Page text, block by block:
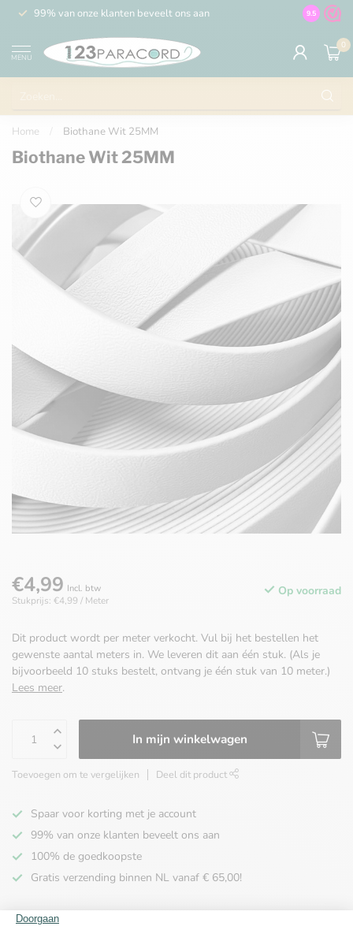
99% van onze klanten beveelt ons aan 100% de
9.5
MENU
0
Home Biothane Wit 25MM
Biothane Wit 25MM
€4,99 Incl. btw
Stukprijs: €4,99 / Meter
Op voorraad
Dit product wordt per meter verkocht. Vul bij het bestellen het
gewenste aantal meters in. We leveren dit aan één stuk. (Als je
bijvoorbeeld 10 stuks bestelt, ontvang je één stuk van 10 meter.)
Lees meer.
In mijn winkelwagen
Toevoegen om te vergelijken Deel dit product
Spaar voor korting met je account
99% van onze klanten beveelt ons aan
100% de goedkoopste
Gratis verzending binnen NL vanaf € 65,00!